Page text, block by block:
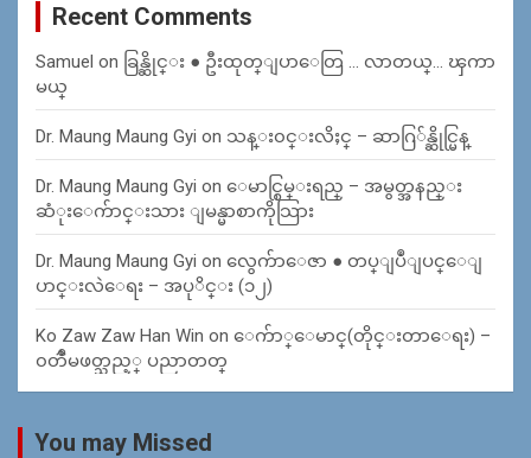
Recent Comments
Samuel on ခြန္ဆိုင္း ● ဦးထုတ္ျပာေတြ … လာတယ္… ၾကာ
မယ္
Dr. Maung Maung Gyi on သန္း၀င္းလိႈင္ – ဆာဂြ်န္ဆိုင္မြန္
Dr. Maung Maung Gyi on ေမာင္စြမ္းရည္ – အမွတ္အနည္း
ဆံုးေက်ာင္းသား ျမန္မာစာကိုသြား
Dr. Maung Maung Gyi on လွေက်ာေဇာ ● တပ္ျပဳျပင္ေျ
ပာင္းလဲေရး – အပုိင္း (၁၂)
Ko Zaw Zaw Han Win on ေက်ာ္ေမာင္(တိုင္းတာေရး) –
၀တၳဳမဖတ္သည့္ ပညာတတ္
You may Missed